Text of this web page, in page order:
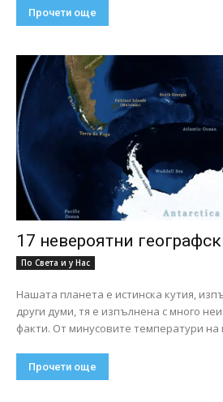
Прочети още
17 невероятни
По Света и у Нас
Нашата планета е истинска кутия,
други думи, тя е изпълнена с много
факти. От минусовите температури на
Прочети още